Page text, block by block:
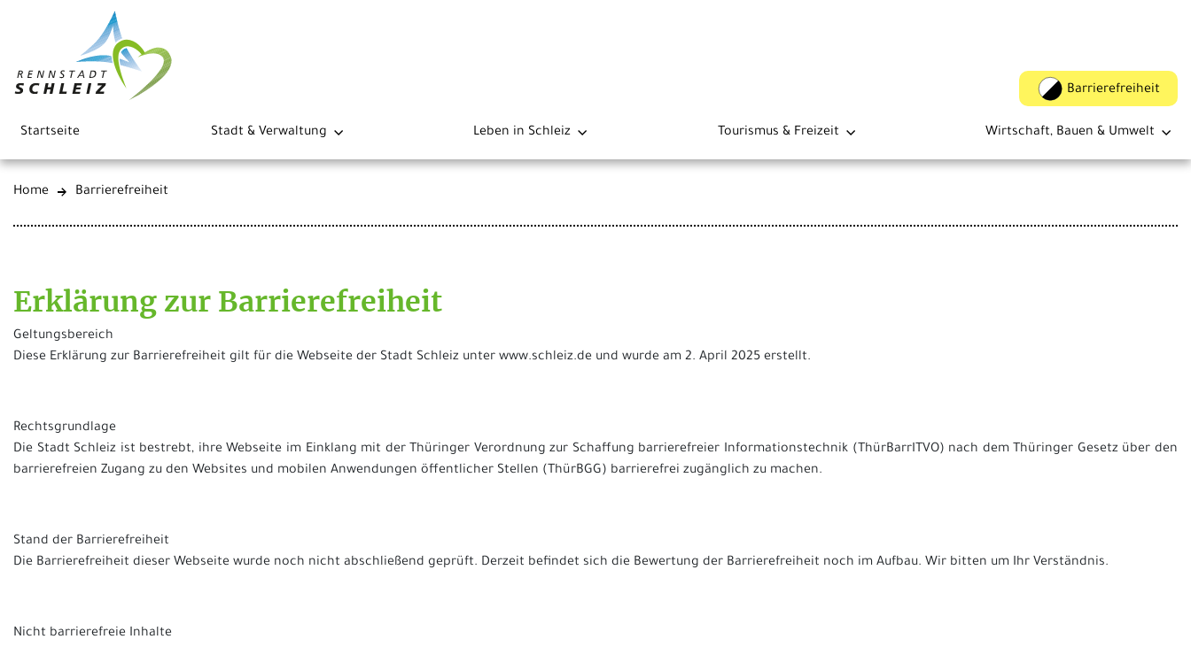
Barrierefreiheit
Startseite Stadt & Verwaltung Leben in Schleiz Tourismus & Freizeit Wirtschaft, Bauen & Umwelt
Home Barrierefreiheit
Erklärung zur Barrierefreiheit
Geltungsbereich
Diese Erklärung zur Barrierefreiheit gilt für die Webseite der Stadt Schleiz unter www.schleiz.de und wurde am 2. April 2025 erstellt.
Rechtsgrundlage
Die Stadt Schleiz ist bestrebt, ihre Webseite im Einklang mit der Thüringer Verordnung zur Schaffung barrierefreier Informationstechnik (ThürBarrITVO) nach dem Thüringer Gesetz über den
barrierefreien Zugang zu den Websites und mobilen Anwendungen öffentlicher Stellen (ThürBGG) barrierefrei zugänglich zu machen.
Stand der Barrierefreiheit
Die Barrierefreiheit dieser Webseite wurde noch nicht abschließend geprüft. Derzeit befindet sich die Bewertung der Barrierefreiheit noch im Aufbau. Wir bitten um Ihr Verständnis.
Nicht barrierefreie Inhalte